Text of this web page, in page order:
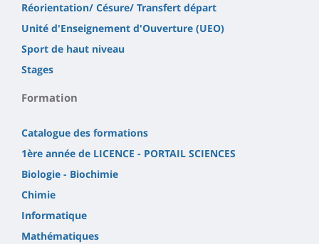
Réorientation/ Césure/ Transfert départ
Unité d'Enseignement d'Ouverture (UEO)
Sport de haut niveau
Stages
Formation
Catalogue des formations
1ère année de LICENCE - PORTAIL SCIENCES
Biologie - Biochimie
Chimie
Informatique
Mathématiques